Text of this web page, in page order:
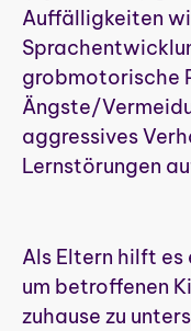
Auffälligkeiten
grobmotorische
Ängste/
aggressives
Lernstörungen
Als Eltern hilft es
um betroffenen
zuhause zu